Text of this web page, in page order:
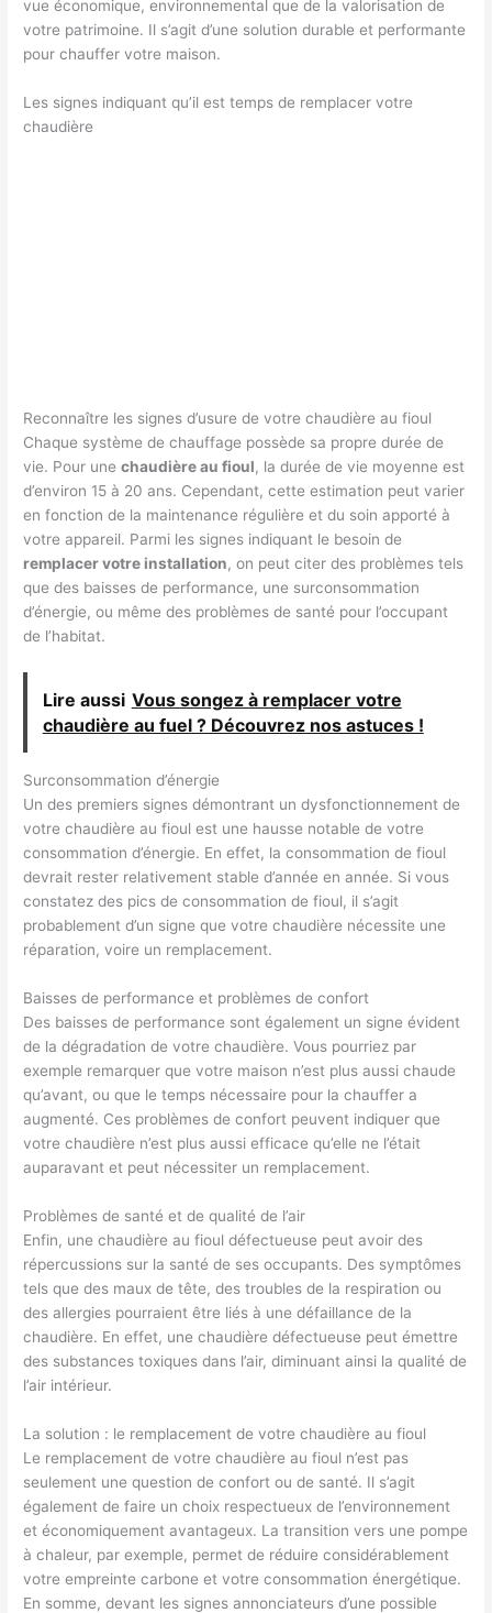
vue économique, environnemental que de la valorisation de
votre patrimoine. Il s’agit d’une solution durable et performante
pour chauffer votre maison.
Les signes indiquant qu’il est temps de remplacer votre
chaudière
Reconnaître les signes d’usure de votre chaudière au fioul
Chaque système de chauffage possède sa propre durée de
vie. Pour unechaudière au fioul, la durée de vie moyenne est
d’environ 15 à 20 ans. Cependant, cette estimation peut varier
en fonction de la maintenance régulière et du soin apporté à
votre appareil. Parmi les signes indiquant le besoin de
remplacer votre installation, on peut citer des problèmes tels
que des baisses de performance, une surconsommation
d’énergie, ou même des problèmes de santé pour l’occupant
de l’habitat.
Lire aussi Vous songez à remplacer votre
chaudière au fuel ? Découvrez nos astuces !
Surconsommation d’énergie
Un des premiers signes démontrant un dysfonctionnement de
votre chaudière au fioul est une hausse notable de votre
consommation d’énergie. En effet, la consommation de fioul
devrait rester relativement stable d’année en année. Si vous
constatez des pics de consommation de fioul, il s’agit
probablement d’un signe que votre chaudière nécessite une
réparation, voire un remplacement.
Baisses de performance et problèmes de confort
Des baisses de performance sont également un signe évident
de la dégradation de votre chaudière. Vous pourriez par
exemple remarquer que votre maison n’est plus aussi chaude
qu’avant, ou que le temps nécessaire pour la chauffer a
augmenté. Ces problèmes de confort peuvent indiquer que
votre chaudière n’est plus aussi efficace qu’elle ne l’était
auparavant et peut nécessiter un remplacement.
Problèmes de santé et de qualité de l’air
Enfin, une chaudière au fioul défectueuse peut avoir des
répercussions sur la santé de ses occupants. Des symptômes
tels que des maux de tête, des troubles de la respiration ou
des allergies pourraient être liés à une défaillance de la
chaudière. En effet, une chaudière défectueuse peut émettre
des substances toxiques dans l’air, diminuant ainsi la qualité de
l’air intérieur.
La solution : le remplacement de votre chaudière au fioul
Le remplacement de votre chaudière au fioul n’est pas
seulement une question de confort ou de santé. Il s’agit
également de faire un choix respectueux de l’environnement
et économiquement avantageux. La transition vers une pompe
à chaleur, par exemple, permet de réduire considérablement
votre empreinte carbone et votre consommation énergétique.
En somme, devant les signes annonciateurs d’une possible